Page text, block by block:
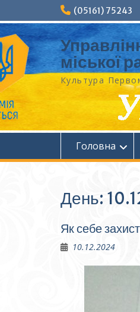
до
вмісту
(05161) 75243
міської
Культура
Головна
День:
Як себе
10.12.2024